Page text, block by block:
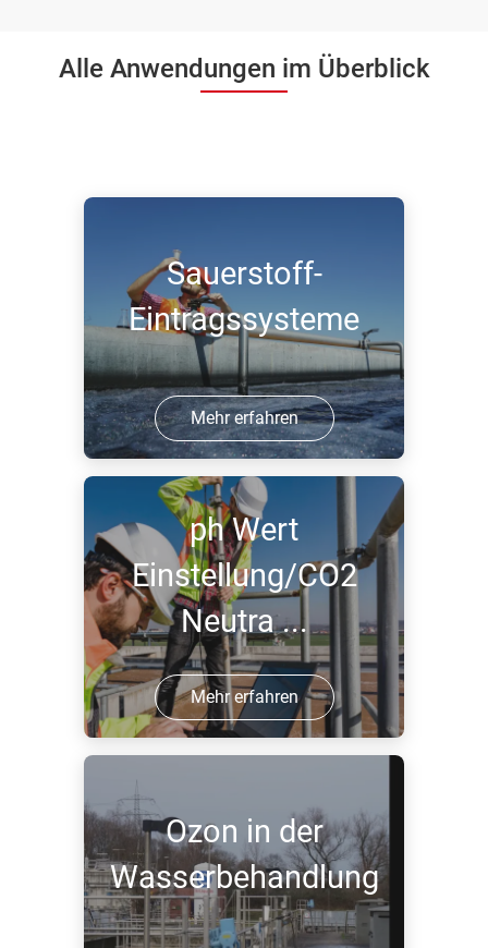
Alle Anwendungen im Überblick
Sauerstoff-
Eintragssysteme
Mehr erfahren
ph Wert
Einstellung/CO2
Neutra ...
Mehr erfahren
Ozon in der
Wasserbehandlung